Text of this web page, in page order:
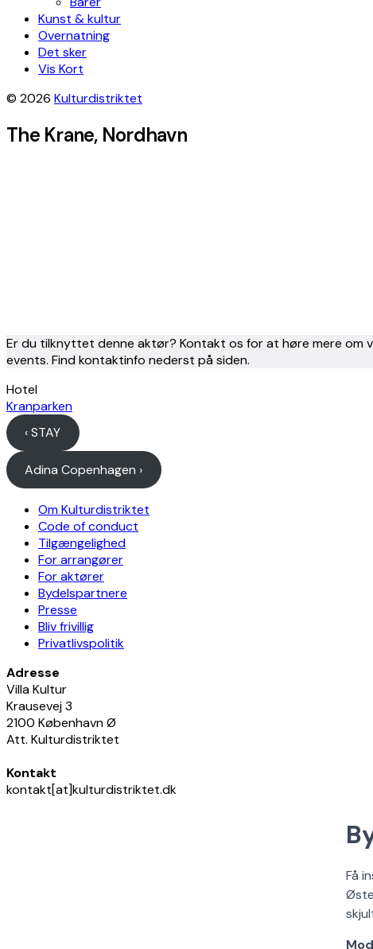
Kunst & kultur
Overnatning
Det sker
Vis Kort
© 2026 Kulturdistriktet
The Krane, Nordhavn
Er du tilknyttet denne aktør? Kontakt os for at høre mere om
events. Find kontaktinfo nederst på siden.
Hotel
Kranparken
‹ STAY
Adina Copenhagen ›
Om Kulturdistriktet
Code of conduct
Tilgængelighed
For arrangører
For aktører
Bydelspartnere
Presse
Bliv frivillig
Privatlivspolitik
Adresse
Villa Kultur
Krausevej 3
2100 København Ø
Att. Kulturdistriktet
Kontakt
kontakt[at]kulturdistriktet.dk
Få